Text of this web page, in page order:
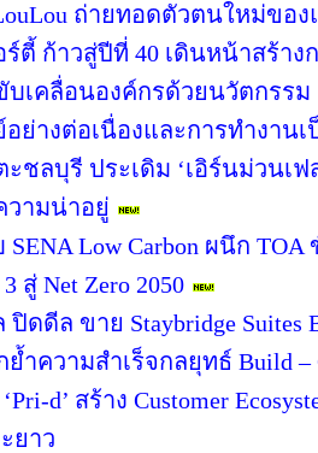
ถ่ายทอดตัวตนใหม่ขอ
ตี้ ก้าวสู่ปีที่ 40 เดินหน้าสร้า
บเคลื่อนองค์กรด้วยนวัตกรร
ย่างต่อเนื่องและการทำงาน
ชลบุรี ประเดิม ‘เอิร์นม่วนเฟ
ามน่าอยู่
Low Carbon ผนึก TOA
สู่ Net Zero 2050
ดดีล ขาย Staybridge Suites
ำความสำเร็จกลยุทธ์ Build –
d’ สร้าง Customer
ยาว